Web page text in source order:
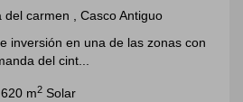
carmen , Casco Antiguo
inversión en una de las zonas con
del cint...
620 m2 Solar